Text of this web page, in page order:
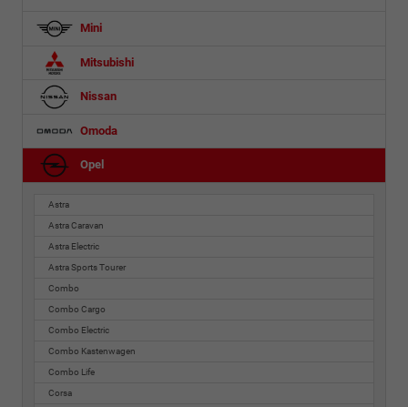
Mini
Mitsubishi
Nissan
Omoda
Opel
Astra
Astra Caravan
Astra Electric
Astra Sports Tourer
Combo
Combo Cargo
Combo Electric
Combo Kastenwagen
Combo Life
Corsa